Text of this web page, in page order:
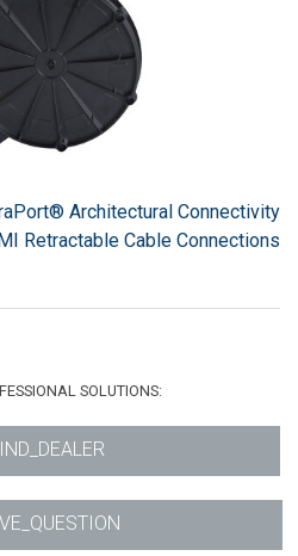
Architectural Connectivity
Retractable Cable Connections
SOLUTIONS: